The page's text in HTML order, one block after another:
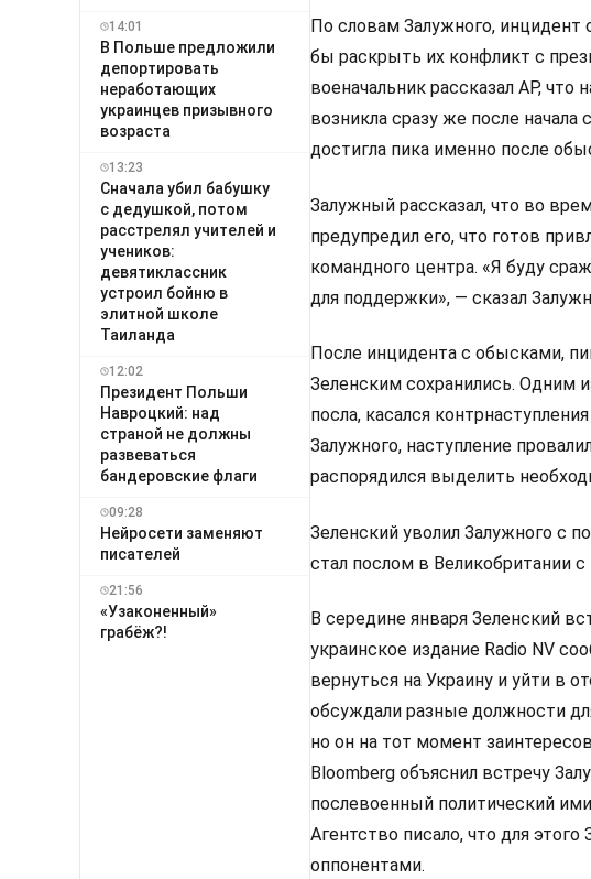
14:01
В Польше предложили
депортировать
неработающих
украинцев призывного
возраста
13:23
Сначала убил бабушку
с дедушкой, потом
расстрелял учителей и
учеников:
девятиклассник
устроил бойню в
элитной школе
Таиланда
12:02
Президент Польши
Навроцкий: над
страной не должны
развеваться
бандеровские флаги
09:28
Нейросети заменяют
писателей
21:56
«Узаконенный»
грабёж?!
По словам Залужного, инцидент
бы раскрыть их конфликт с
военачальник рассказал AP,
возникла сразу же после начала
достигла пика именно после
Залужный рассказал, что во
предупредил его, что готов
командного центра. «Я буду
для поддержки», — сказал
После инцидента с обысками,
Зеленским сохранились. Одним
посла, касался
Залужного, наступление
распорядился выделить
Зеленский уволил Залужного с
стал послом в Великобритании с
В середине января Зеленский
украинское издание Radio NV
вернуться на Украину и уйти в
обсуждали разные должности
но он на тот момент
Bloomberg объяснил встречу
послевоенный политический
Агентство писало, что для
оппонентами.